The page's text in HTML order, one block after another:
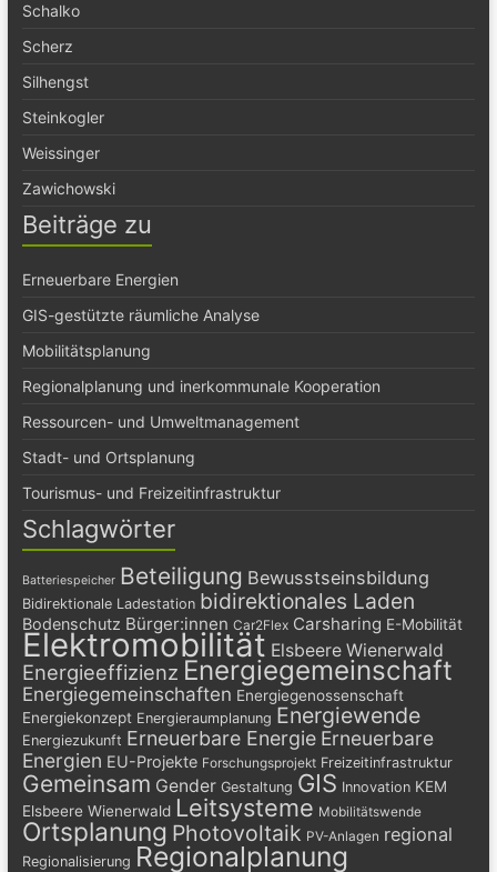
Schalko
Scherz
Silhengst
Steinkogler
Weissinger
Zawichowski
Beiträge zu
Erneuerbare Energien
GIS-gestützte räumliche Analyse
Mobilitätsplanung
Regionalplanung und inerkommunale Kooperation
Ressourcen- und Umweltmanagement
Stadt- und Ortsplanung
Tourismus- und Freizeitinfrastruktur
Schlagwörter
Batteriespeicher Beteiligung Bewusstseinsbildung
Bidirektionale Ladestation bidirektionales Laden
Bodenschutz Bürger:innen Car2Flex Carsharing E-Mobilität
Elektromobilität Elsbeere Wienerwald
Energieeffizienz Energiegemeinschaft
Energiegemeinschaften Energiegenossenschaft
Energiekonzept Energieraumplanung Energiewende
Energiezukunft Erneuerbare Energie Erneuerbare
Energien EU-Projekte Forschungsprojekt Freizeitinfrastruktur
Gemeinsam Gender Gestaltung GIS Innovation KEM
Elsbeere Wienerwald Leitsysteme Mobilitätswende
Ortsplanung Photovoltaik PV-Anlagen regional
Regionalisierung Regionalplanung